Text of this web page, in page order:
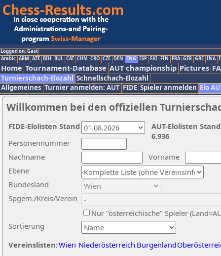
Logged on: Gast
Arabic ARM AZE BIH BUL CAT CHN CRO CZE DEN ENG ESP FAI FIN FRA GER GRE INA
Home Tournament-Database AUT championship Pictures
Turnierschach-Elozahl Schnellschach-Elozahl
Allgemeines Turnier anmelden: AUT FIDE Spieler anmelden Elo
Willkommen bei den offiziellen
Nachname
Vorname
Ebene
Sortierung
Personennummer
Bundesland
Spgem./Kreis/Verein
Nur "österreichische" Spieler
Vereinslisten:Wien Niederösterreich Burgenland
AUT-Elolisten
6.936
FIDE-Elolisten Stand